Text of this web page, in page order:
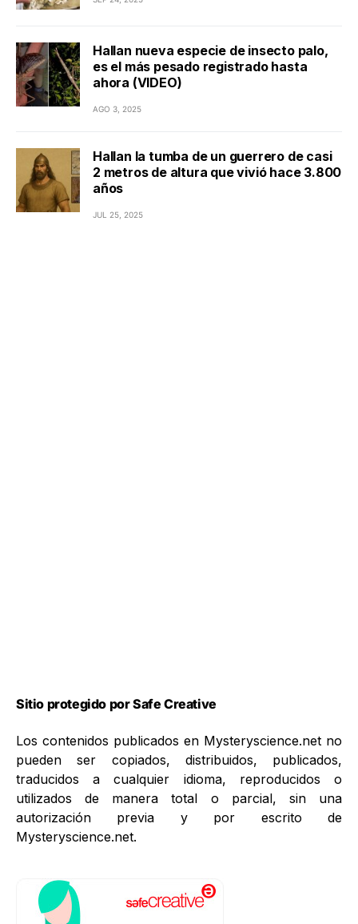
Hallan nueva especie de insecto palo,
es el más pesado registrado hasta
ahora (VIDEO)
AGO 3, 2025
Hallan la tumba de un guerrero de casi
2 metros de altura que vivió hace 3.800
años
JUL 25, 2025
Sitio protegido por Safe Creative
Los contenidos publicados en Mysteryscience.net no
pueden ser copiados, distribuidos, publicados,
traducidos a cualquier idioma, reproducidos o
utilizados de manera total o parcial, sin una
autorización previa y por escrito de
Mysteryscience.net.